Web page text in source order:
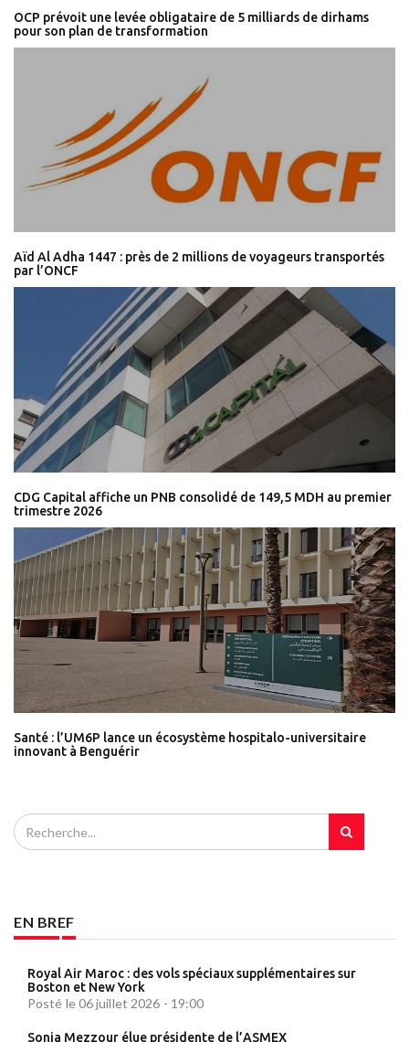
OCP prévoit une levée obligataire de 5 milliards de dirhams
pour son plan de transformation
Aïd Al Adha 1447 : près de 2 millions de voyageurs transportés
par l’ONCF
CDG Capital affiche un PNB consolidé de 149,5 MDH au premier
trimestre 2026
Santé : l’UM6P lance un écosystème hospitalo-universitaire
innovant à Benguérir
EN BREF
Royal Air Maroc : des vols spéciaux supplémentaires sur
Boston et New York
Posté le 06 juillet 2026 - 19:00
Sonia Mezzour élue présidente de l’ASMEX